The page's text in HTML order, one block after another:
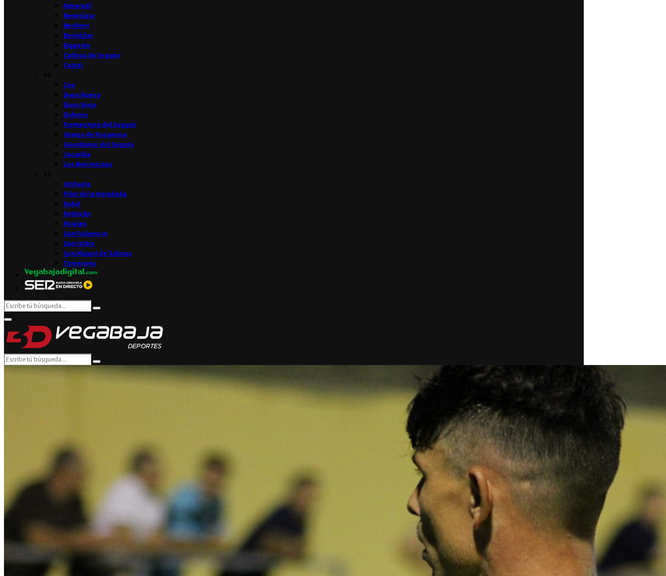
Almoradí
Benejúzar
Benferri
Benijófar
Bigastro
Callosa de Segura
Catral
Cox
Daya Nueva
Daya Vieja
Dolores
Formentera del Segura
Granja de Rocamora
Guardamar del Segura
Jacarilla
Los Montesinos
Orihuela
Pilar de la Horadada
Rafal
Redován
Rojales
San Fulgencio
San Isidro
San Miguel de Salinas
Torrevieja
Search
for:
Search
Primary
Menu
Search
for:
Search